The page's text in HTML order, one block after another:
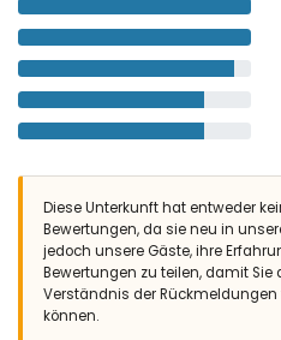
Diese Unterkunft hat entweder
Bewertungen, da sie neu in
jedoch unsere Gäste, ihre
Bewertungen zu teilen, damit Sie
Verständnis der Rückmeldungen
können.